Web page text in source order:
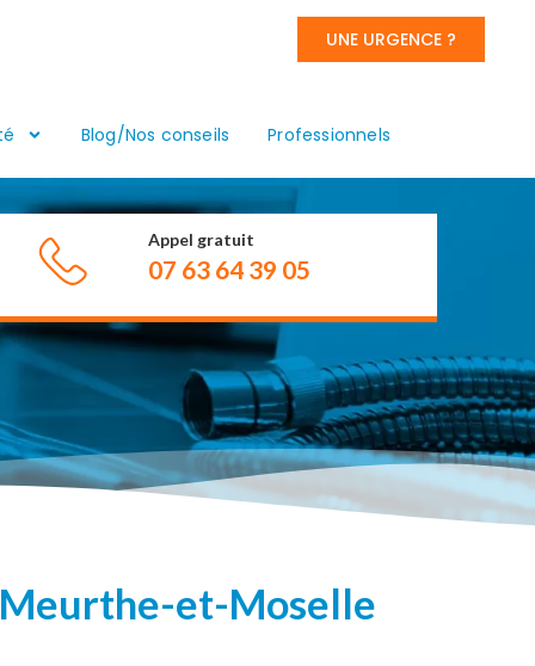
UNE URGENCE ?
Blog/Nos conseils Professionnels
Appel gratuit
07 63 64 39 05
Meurthe-et-Moselle